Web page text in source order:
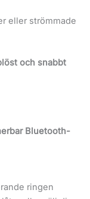
eller strömmade
och snabbt
Bluetooth-
ringen